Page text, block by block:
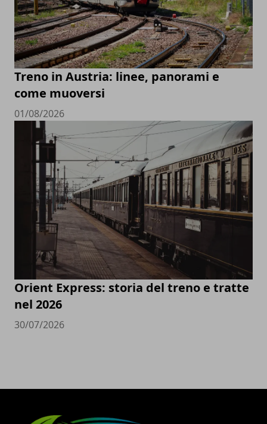
Treno in Austria: linee, panorami e
come muoversi
01/08/2026
Orient Express: storia del treno e tratte
nel 2026
30/07/2026